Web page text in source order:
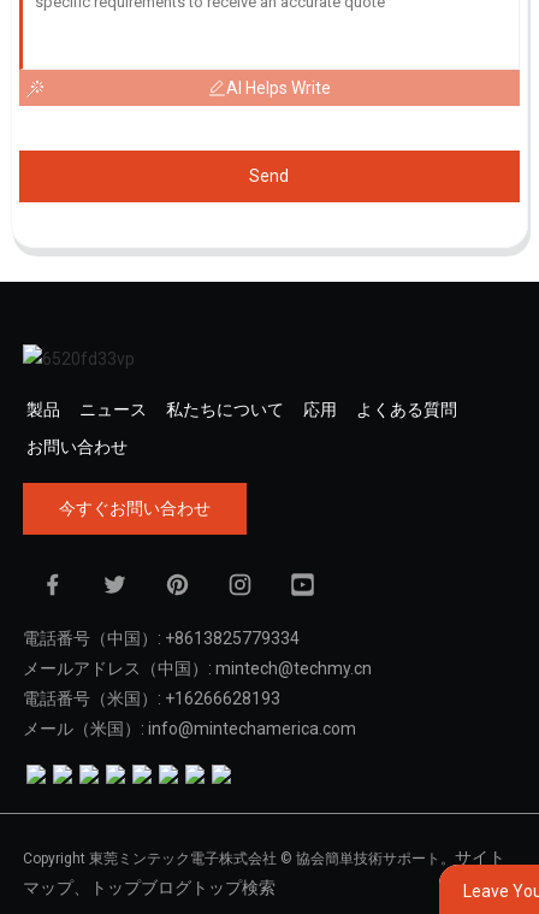
AI Helps Write
Send
製品 ニュース 私たちについて 応用
よくある質問
お問い合わせ
今すぐお問い合わせ
電話番号（中国）: +8613825779334
メールアドレス（中国）: mintech@techmy.cn
電話番号（米国）: +16266628193
メール（米国）: info@mintechamerica.com
Copyright 東莞ミンテック電子株式会社 © 協会簡単技術サポート。 サイト
マップ、
トップブログトップ検索 Leave